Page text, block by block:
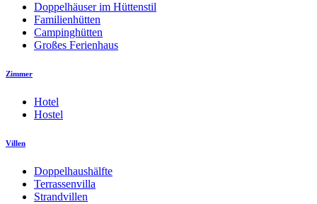
Doppelhäuser im Hüttenstil
Familienhütten
Campinghütten
Großes Ferienhaus
Zimmer
Hotel
Hostel
Villen
Doppelhaushälfte
Terrassenvilla
Strandvillen